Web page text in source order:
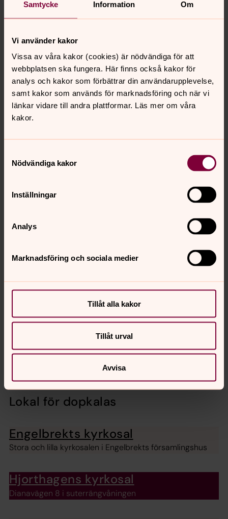
Samtycke Information Om
Vi använder kakor
Vissa av våra kakor (cookies) är nödvändiga för att
webbplatsen ska fungera. Här finns också kakor för
analys och kakor som förbättrar din användarupplevelse,
samt kakor som används för marknadsföring och när vi
länkar vidare till andra plattformar. Läs mer om våra
kakor.
Nödvändiga kakor
Inställningar
Analys
Marknadsföring och sociala medier
Tillåt alla kakor
Tillåt urval
Avvisa
ELLER VÄNNER KAN HJÄLPA TILL MED?
DOPFADDRAR?
HUR LÅNG TID TAR ETT DOP?
UNDER DOPET?
VAD SKA BARNET HA PÅ SIG UNDER
Låna dopklänning
Engelbrekts församling har fem dopklänningar att låna.
Musik vid dop, vigsel och
Lokal för dopkalas
Engelbrekts kyrkosal
Stora och lilla kyrkosalen i Engelbrekts församlingshus
Hjorthagens kyrkosal
Dianavägen 8 i suterrängvåningen